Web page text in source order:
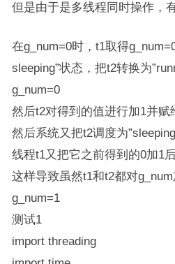
但是由于是多线程同时操作，
在g_num=0时，t1取得
sleeping”状态，把t2转换为
g_num=0
然后t2对得到的值进行加1并赋
然后系统又把t2调度为
线程t1又把它之前得到的0加1
这样导致虽然t1和t2都对
g_num=1
测试1
import threading